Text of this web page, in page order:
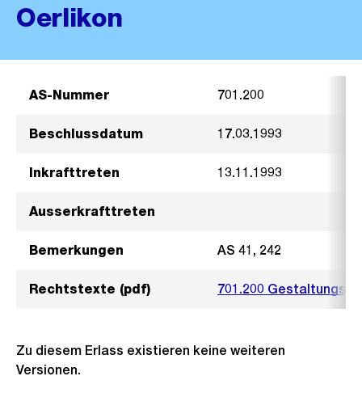
Oerlikon
AS-Nummer 701.200
Beschlussdatum 17.03.1993
Inkrafttreten 13.11.1993
Ausserkrafttreten
Bemerkungen AS 41, 242
Rechtstexte (pdf) 701.200
Zu diesem Erlass existieren keine weiteren
Versionen.